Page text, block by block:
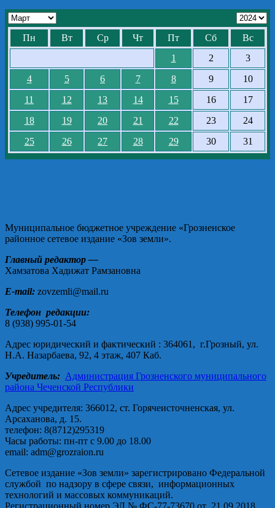
Пн Вт Ср Чт Пт Сб
Вс
1
2
3
4
5 6 7 8 9
10
11
12 13 14 15 16
17
18
19 20 21 22 23
24
25
26 27 28 29 30 31
Муниципальное бюджетное учреждение «Грозненское
районное сетевое издание «Зов земли».
Главный редактор —
Хамзатова Хадижат Рамзановна
E-mail: zovzemli@mail.ru
Телефон редакции:
8 (938) 995-01-54
Адрес юридический и фактический : 364061, г.Грозный, ул.
Н.А. Назарбаева, 92, 4 этаж, 407 Каб.
Учредитель: Администрация Грозненского муниципального
района Чеченской Республики
Адрес учредителя: 366012, ст. Горячеисточненская, ул.
Арсаханова, д. 15.
телефон: 8(8712)295319
Часы работы: пн-пт с 9.00 до 18.00
email: adm@grozraion.ru
Сетевое издание «Зов земли» зарегистрировано Федеральной
службой по надзору в сфере связи, информационных
технологий и массовых коммуникаций.
Регистрационный номер ЭЛ № ФС-77-73670 от 21.09.2018